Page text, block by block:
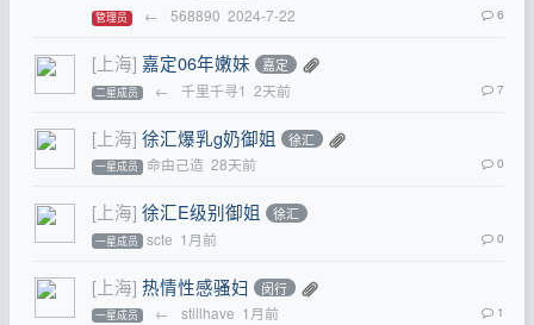
管理员 ← 568890 2024-7-22 6
[上海] 嘉定06年嫩妹 嘉定
二星成员 ← 千里千寻1 2天前 7
[上海] 徐汇爆乳g奶御姐 徐汇
一星成员 命由己造 28天前 0
[上海] 徐汇E级别御姐 徐汇
一星成员 scte 1月前 0
[上海] 热情性感骚妇 闵行
一星成员 ← stillhave 1月前 1